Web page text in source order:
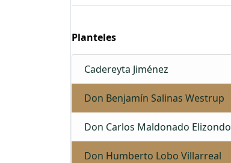
Planteles
Cadereyta Jiménez
Don Benjamín Salinas Westrup
Don Carlos Maldonado Elizondo
Don Humberto Lobo Villarreal